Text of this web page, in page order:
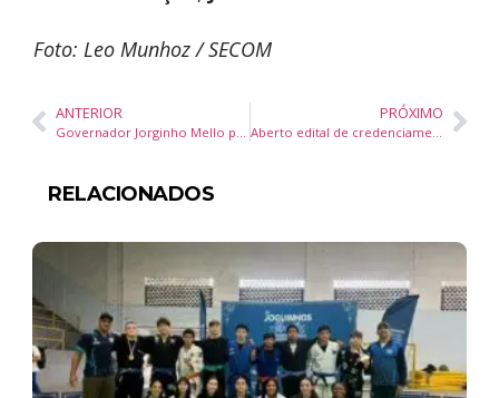
Foto: Leo Munhoz / SECOM
ANTERIOR PRÓXIMO
RELACIONADOS